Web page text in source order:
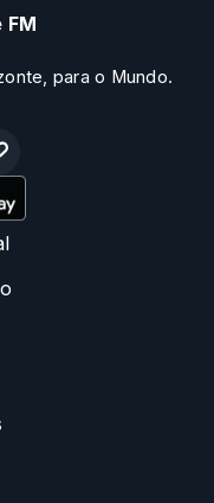
FM
para o Mundo.